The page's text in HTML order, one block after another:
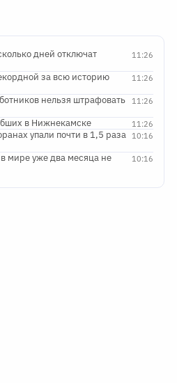
11:26
дней отключат
11:26
за всю историю
11:26
нельзя штрафовать
11:26
в Нижнекамске
10:16
упали почти в 1,5 раза
10:16
мире уже два месяца не